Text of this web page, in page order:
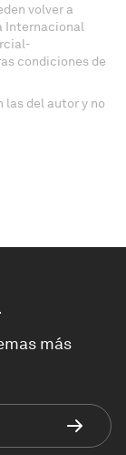
volver a
Internacional
condiciones de
las del autor y no
más